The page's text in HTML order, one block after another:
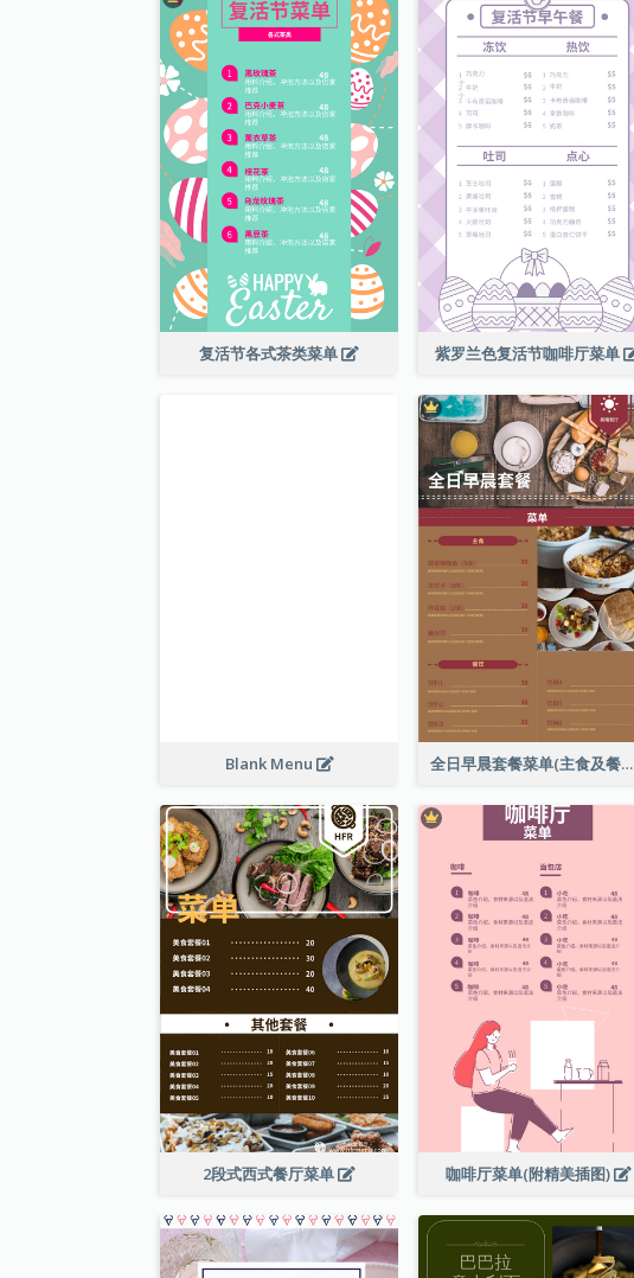
复活节各式茶类菜单 紫罗兰色复活节咖啡厅菜单
Blank Menu 全日早晨套餐菜单(主食及餐饮)
2段式西式餐厅菜单 咖啡厅菜单(附精美插图)